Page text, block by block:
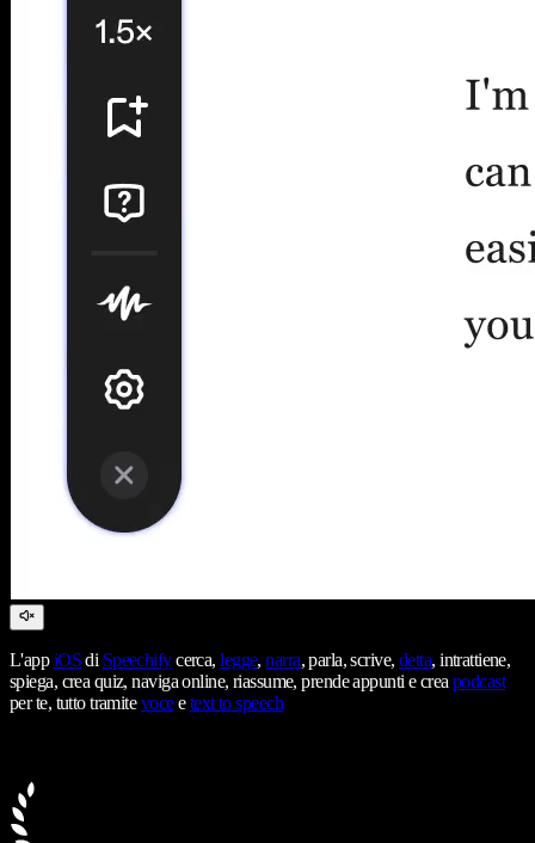
L'appiOSdi Speechifycerca,legge,narra, parla, scrive,detta, intrattiene,
spiega, crea quiz, naviga online, riassume, prende appunti e creapodcast
per te, tutto tramitevoceetext to speech